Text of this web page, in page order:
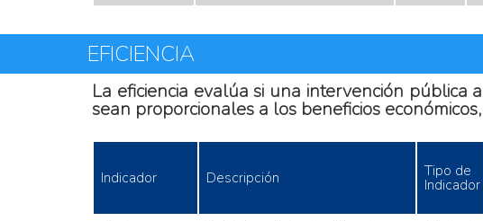
EFICIENCIA
La eficiencia evalúa si una intervención pública
sean proporcionales a los beneficios
Indicador Descripción Tipo de
Indicador